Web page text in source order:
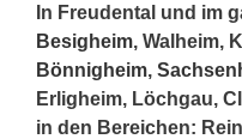
In Freudental und im
Besigheim, Walheim,
Bönnigheim,
Erligheim, Löchgau,
in den Bereichen: